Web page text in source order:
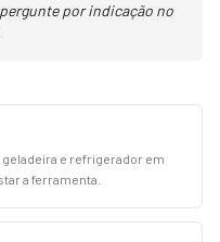
por indicação no
e refrigerador em
a ferramenta.